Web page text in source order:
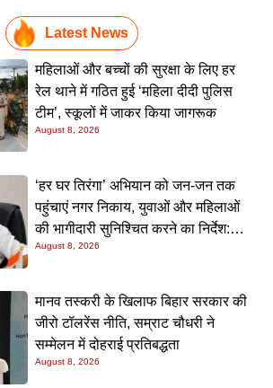
Latest News
महिलाओं और बच्चों की सुरक्षा के लिए हर
रेल थाने में गठित हुई ‘महिला दीदी पुलिस
टीम’, स्कूलों में जाकर किया जागरूक
August 8, 2026
‘हर घर तिरंगा’ अभियान को जन-जन तक
पहुंचाएं नगर निकाय, युवाओं और महिलाओं
की भागीदारी सुनिश्चित करने का निर्देश:
नीतीश मिश्रा
August 8, 2026
मानव तस्करी के खिलाफ बिहार सरकार की
जीरो टॉलरेंस नीति, सम्राट चौधरी ने
सम्मेलन में दोहराई प्रतिबद्धता
August 8, 2026